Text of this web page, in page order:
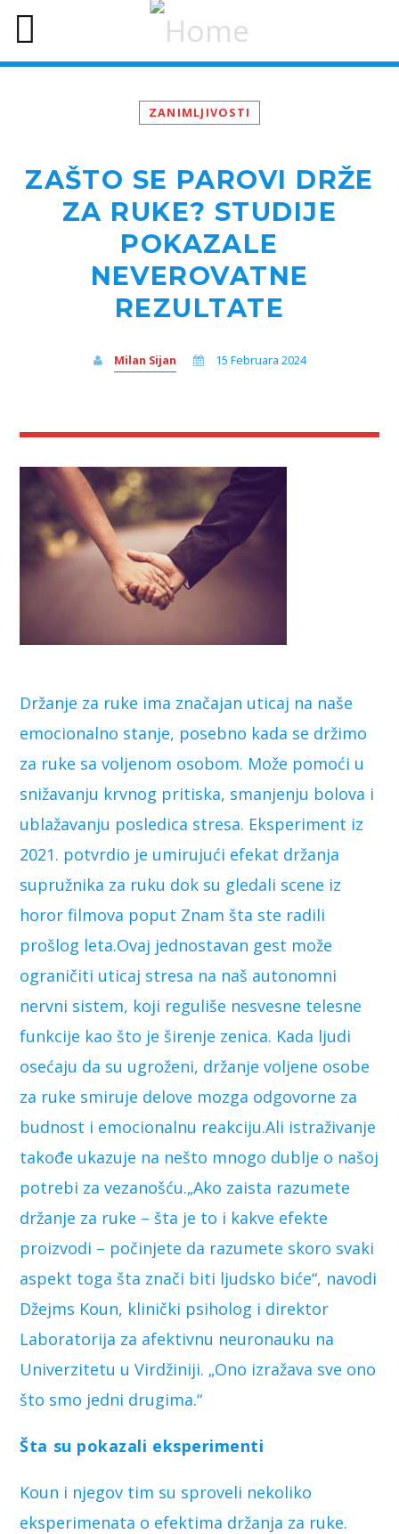
ZANIMLJIVOSTI
ZAŠTO SE PAROVI DRŽE
ZA RUKE? STUDIJE
POKAZALE
NEVEROVATNE
REZULTATE
Milan Sijan 15 Februara 2024
Držanje za ruke ima značajan uticaj na naše
emocionalno stanje, posebno kada se držimo
za ruke sa voljenom osobom. Može pomoći u
snižavanju krvnog pritiska, smanjenju bolova i
ublažavanju posledica stresa. Eksperiment iz
2021. potvrdio je umirujući efekat držanja
supružnika za ruku dok su gledali scene iz
horor filmova poput Znam šta ste radili
prošlog leta.Ovaj jednostavan gest može
ograničiti uticaj stresa na naš autonomni
nervni sistem, koji reguliše nesvesne telesne
funkcije kao što je širenje zenica. Kada ljudi
osećaju da su ugroženi, držanje voljene osobe
za ruke smiruje delove mozga odgovorne za
budnost i emocionalnu reakciju.Ali istraživanje
takođe ukazuje na nešto mnogo dublje o našoj
potrebi za vezanošću.„Ako zaista razumete
držanje za ruke – šta je to i kakve efekte
proizvodi – počinjete da razumete skoro svaki
aspekt toga šta znači biti ljudsko biće“, navodi
Džejms Koun, klinički psiholog i direktor
Laboratorija za afektivnu neuronauku na
Univerzitetu u Virdžiniji. „Ono izražava sve ono
što smo jedni drugima.“
Šta su pokazali eksperimenti
Koun i njegov tim su sproveli nekoliko
eksperimenata o efektima držanja za ruke.